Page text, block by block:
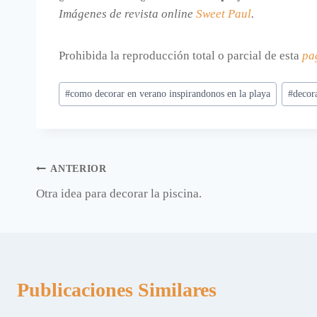
Imágenes de revista online Sweet Paul.
Prohibida la reproducción total o parcial de esta
Etiquetas
de
#como decorar en verano inspirandonos en la playa #
Navegación
de
ANTERIOR
Otra idea para decorar la piscina.
Publicaciones Similares